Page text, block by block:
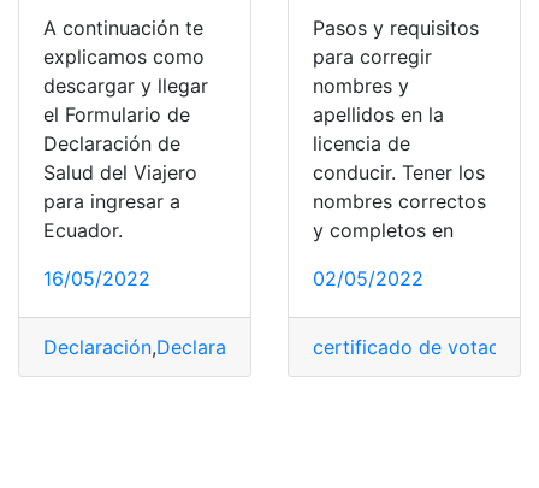
A continuación te
explicamos como
descargar y llegar
el Formulario de
Declaración de
Salud del Viajero
para ingresar a
Ecuador.
16/05/2022
Declaración,Declaración de Datos,Declaración de
Pasos y requisitos
para corregir
nombres y
apellidos en la
licencia de
conducir. Tener los
nombres correctos
y completos en
02/05/2022
certificado de votación.